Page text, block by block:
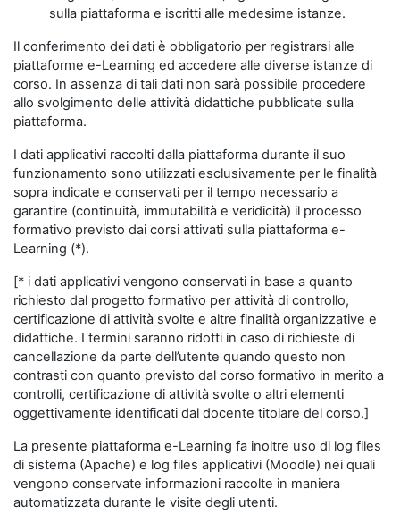
sulla piattaforma e iscritti alle medesime istanze.
Il conferimento dei dati è obbligatorio per registrarsi alle
piattaforme e-Learning ed accedere alle diverse istanze di
corso. In assenza di tali dati non sarà possibile procedere
allo svolgimento delle attività didattiche pubblicate sulla
piattaforma.
I dati applicativi raccolti dalla piattaforma durante il suo
funzionamento sono utilizzati esclusivamente per le finalità
sopra indicate e conservati per il tempo necessario a
garantire (continuità, immutabilità e veridicità) il processo
formativo previsto dai corsi attivati sulla piattaforma e-
Learning (*).
[* i dati applicativi vengono conservati in base a quanto
richiesto dal progetto formativo per attività di controllo,
certificazione di attività svolte e altre finalità organizzative e
didattiche. I termini saranno ridotti in caso di richieste di
cancellazione da parte dell’utente quando questo non
contrasti con quanto previsto dal corso formativo in merito a
controlli, certificazione di attività svolte o altri elementi
oggettivamente identificati dal docente titolare del corso.]
La presente piattaforma e-Learning fa inoltre uso di log files
di sistema (Apache) e log files applicativi (Moodle) nei quali
vengono conservate informazioni raccolte in maniera
automatizzata durante le visite degli utenti.